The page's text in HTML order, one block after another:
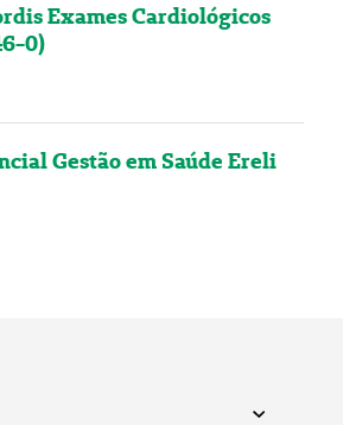
Exames Cardiológicos
0)
Gestão em Saúde Ereli